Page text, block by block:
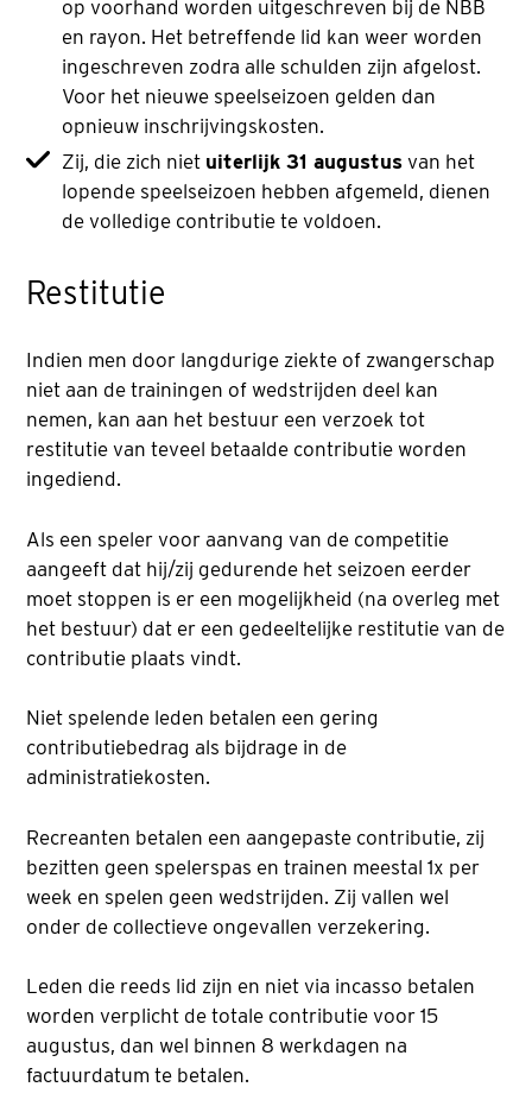
op voorhand worden uitgeschreven bij de NBB
en rayon. Het betreffende lid kan weer worden
ingeschreven zodra alle schulden zijn afgelost.
Voor het nieuwe speelseizoen gelden dan
opnieuw inschrijvingskosten.
Zij, die zich niet uiterlijk 31 augustus van het
lopende speelseizoen hebben afgemeld, dienen
de volledige contributie te voldoen.
Restitutie
Indien men door langdurige ziekte of zwangerschap
niet aan de trainingen of wedstrijden deel kan
nemen, kan aan het bestuur een verzoek tot
restitutie van teveel betaalde contributie worden
ingediend.
Als een speler voor aanvang van de competitie
aangeeft dat hij/zij gedurende het seizoen eerder
moet stoppen is er een mogelijkheid (na overleg met
het bestuur) dat er een gedeeltelijke restitutie van de
contributie plaats vindt.
Niet spelende leden betalen een gering
contributiebedrag als bijdrage in de
administratiekosten.
Recreanten betalen een aangepaste contributie, zij
bezitten geen spelerspas en trainen meestal 1x per
week en spelen geen wedstrijden. Zij vallen wel
onder de collectieve ongevallen verzekering.
Leden die reeds lid zijn en niet via incasso betalen
worden verplicht de totale contributie voor 15
augustus, dan wel binnen 8 werkdagen na
factuurdatum te betalen.